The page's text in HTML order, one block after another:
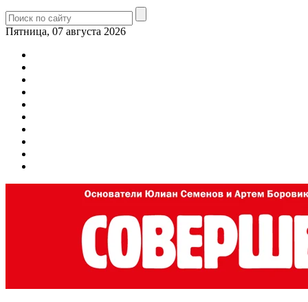
Пятница, 07 августа 2026